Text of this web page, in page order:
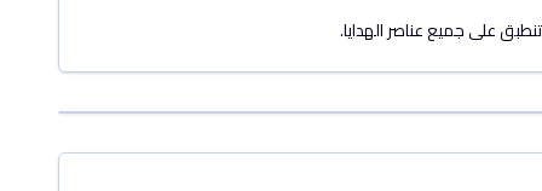
على جميع عناصر الهدايا.